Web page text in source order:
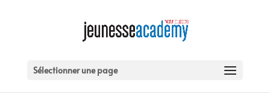
Sélectionner une page